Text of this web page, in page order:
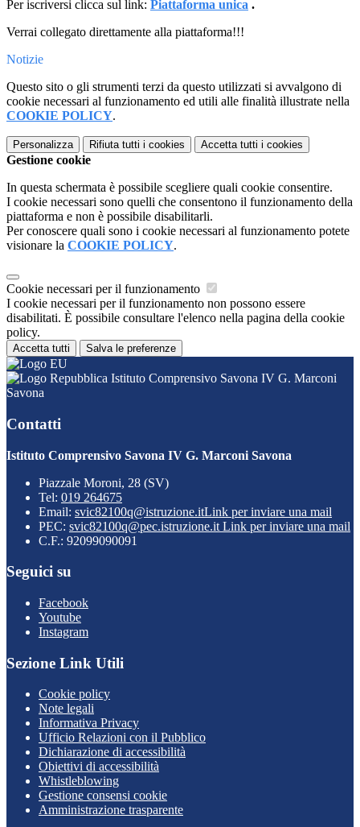
Per iscriversi clicca sul link: Piattaforma unica .
Verrai collegato direttamente alla piattaforma!!!
Notizie
Questo sito o gli strumenti terzi da questo utilizzati si avvalgono di
cookie necessari al funzionamento ed utili alle finalità illustrate nella
COOKIE POLICY.
Personalizza Rifiuta tutti i cookies Accetta tutti i cookies
Gestione cookie
In questa schermata è possibile scegliere quali cookie consentire.
I cookie necessari sono quelli che consentono il funzionamento della
piattaforma e non è possibile disabilitarli.
Per conoscere quali sono i cookie necessari al funzionamento potete
visionare la COOKIE POLICY.
Cookie necessari per il funzionamento
I cookie necessari per il funzionamento non possono essere
disabilitati. È possibile consultare l'elenco nella pagina della cookie
policy.
Accetta tutti Salva le preferenze
Istituto Comprensivo Savona IV G. Marconi
Savona
Contatti
Istituto Comprensivo Savona IV G. Marconi Savona
Piazzale Moroni, 28 (SV)
Tel: 019 264675
Email: svic82100q@istruzione.itLink per inviare una mail
PEC: svic82100q@pec.istruzione.it Link per inviare una mail
C.F.: 92099090091
Seguici su
Facebook
Youtube
Instagram
Sezione Link Utili
Cookie policy
Note legali
Informativa Privacy
Ufficio Relazioni con il Pubblico
Dichiarazione di accessibilità
Obiettivi di accessibilità
Whistleblowing
Gestione consensi cookie
Amministrazione trasparente